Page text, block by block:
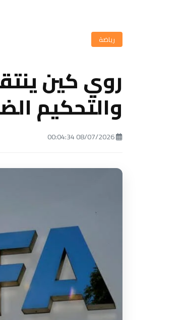
رياضة
والتحكيم